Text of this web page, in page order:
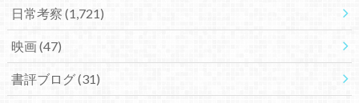
日常考察 (1,721)
映画(47)
書評ブログ(31)